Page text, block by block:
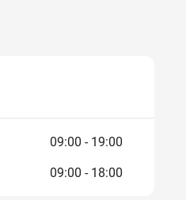
09:00—18:00
Öffnungszeiten
09:00 - 19:00
09:00 - 18:00